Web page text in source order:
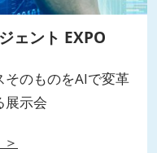
ェント EXPO
のものをAIで変革
展示会